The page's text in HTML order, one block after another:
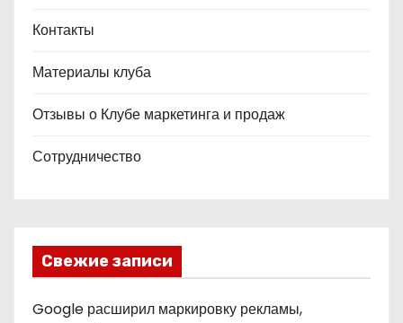
Контакты
Материалы клуба
Отзывы о Клубе маркетинга и продаж
Сотрудничество
Свежие записи
Google расширил маркировку рекламы,